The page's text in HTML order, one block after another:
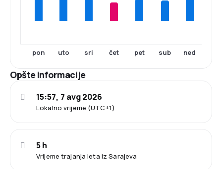
pon uto sri čet pet sub ned
Opšte informacije
Lokalno vrijeme (UTC+1)
15:57, 7 avg 2026
Vrijeme trajanja leta iz Sarajeva
5 h